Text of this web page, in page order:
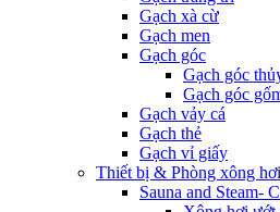
Gạch xà cừ
Gạch men
Gạch góc
Gạch góc
Gạch góc
Gạch vảy cá
Gạch thẻ
Gạch vỉ giấy
Thiết bị & Phòng xông hơi
Sauna and Steam-